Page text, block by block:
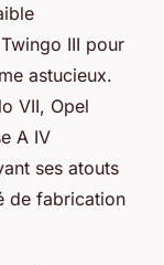
III pour
astucieux.
VII, Opel
A IV
ses atouts
de fabrication